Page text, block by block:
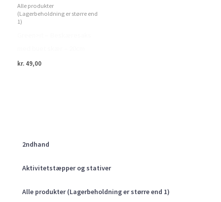
2ndhand
Aktivitetstæpper og stativer
Alle produkter (Lagerbeholdning er større end 1)
Alle produkter
(Lagerbeholdning er større end
1)
kr. 49,00